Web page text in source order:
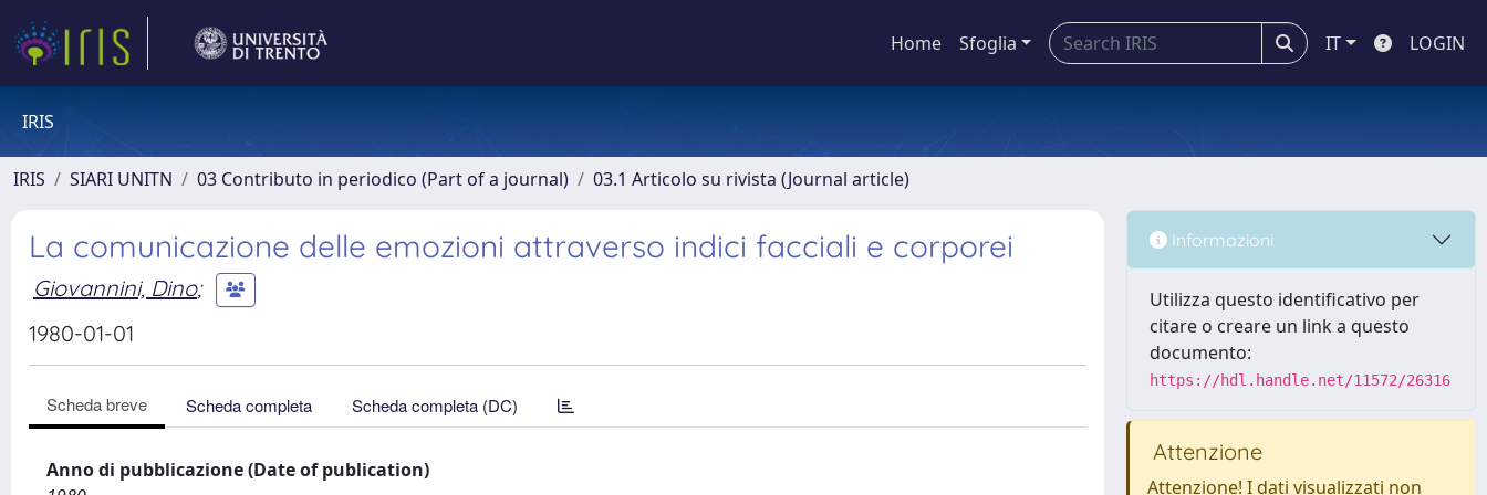
Home Sfoglia IT LOGIN
IRIS
IRIS SIARI UNITN 03 Contributo in periodico (Part of a journal) 03.1 Articolo su rivista (Journal article)
La comunicazione delle emozioni attraverso indici facciali e corporei
Giovannini, Dino;
1980-01-01
Scheda breve Scheda completa Scheda completa (DC)
Anno di pubblicazione (Date of publication)
Informazioni
Utilizza questo identificativo per
citare o creare un link a questo
documento:
https://hdl.handle.net/11572/26316
Attenzione
Attenzione! I dati visualizzati non